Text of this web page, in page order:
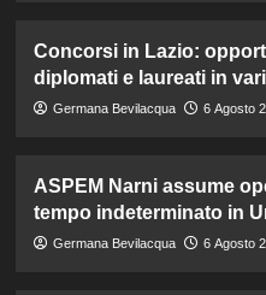
Concorsi in Lazio:
diplomati e laureati in
Germana Bevilacqua 6 Agosto
ASPEM Narni assume
tempo indeterminato in
Germana Bevilacqua 6 Agosto